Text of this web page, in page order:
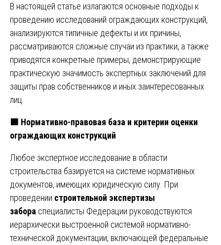
В настоящей статье излагаются основные подходы к
проведению исследований ограждающих конструкций,
анализируются типичные дефекты и их причины,
рассматриваются сложные случаи из практики, а также
приводятся конкретные примеры, демонстрирующие
практическую значимость экспертных заключений для
защиты прав собственников и иных заинтересованных
лиц.
🟧 Нормативно-правовая база и критерии оценки
ограждающих конструкций
Любое экспертное исследование в области
строительства базируется на системе нормативных
документов, имеющих юридическую силу. При
проведении строительной экспертизы
забора специалисты Федерации руководствуются
иерархически выстроенной системой нормативно-
технической документации, включающей федеральные